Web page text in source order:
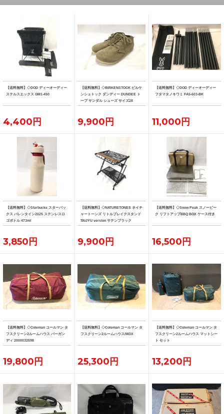
【送料無料】◇DOD ディーオーディー
ステルスエックス GM1-450
4,400円
【送料無料】◇BIRKENSTOCK ビルケ
ンシュトック ダンディー DUNDEE ト
ープ サンダル シューズ サイズ28
9,900円
【送料無料】◇DOD ディーオーディー
フタマタノキワミ FA5-603-BK
11,000円
【送料無料】◇Starbucks スターバッ
クス バレンタイン2025 ステンレスロ
ゴボトル 473ml
3,850円
【送料無料】◇NATURETONES ネイチ
ャートーンズ リトルブレイクスタンド
TAIJYU version サテンブラック
9,900円
【送料無料】◇Snow Peak スノーピー
ク リフトアップBBQ BOX ケース付き
16,500円
【送料無料】◇Coleman コールマン タ
フスクリーン2ルームハウス バーガン
ディ 2000032598
19,800円
【送料無料】◇Coleman コールマン タ
フスクリーン2ルームハウス/MDX
25,300円
【送料無料】◇Coleman コールマン タ
フスクリーン2ルームハウス マットシー
ト セット
13,200円